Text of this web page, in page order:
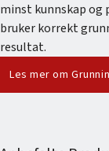
minst kunnskap og
bruker korrekt
resultat.
Les mer om